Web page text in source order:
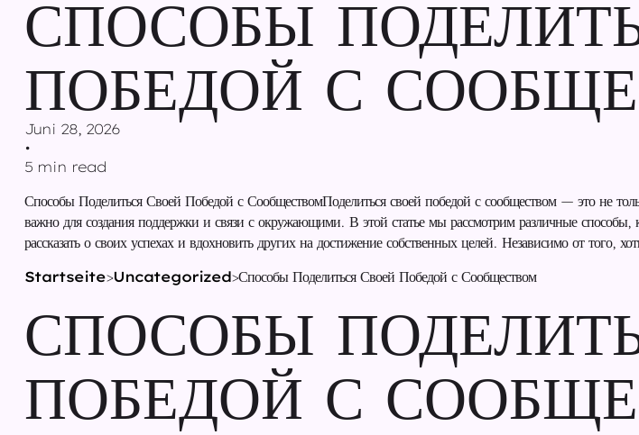
СПОСОБЫ
ПОБЕДОЙ С
Juni 28, 2026
•
5 min read
Способы Поделиться Своей Победой с СообществомПоделиться своей победой с сообществом — это не
важно для создания поддержки и связи с окружающими. В этой статье мы рассмотрим различные способы,
рассказать о своих успехах и вдохновить других на достижение собственных целей. Независимо от того,
Startseite>Uncategorized>Способы Поделиться Своей Победой с Сообществом
СПОСОБЫ
ПОБЕДОЙ С